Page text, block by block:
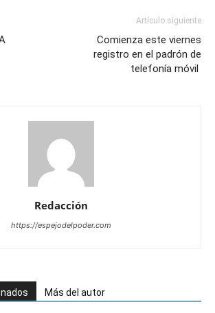
Artículo siguiente
Comienza este viernes
registro en el padrón de
telefonía móvil
Redacción
https://espejodelpoder.com
Más del autor